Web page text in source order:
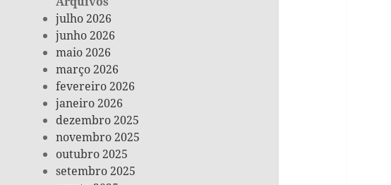
julho 2026
junho 2026
maio 2026
março 2026
fevereiro 2026
janeiro 2026
dezembro 2025
novembro 2025
outubro 2025
setembro 2025